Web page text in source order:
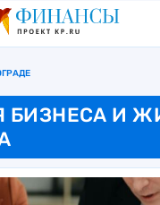
БИЗНЕСА И